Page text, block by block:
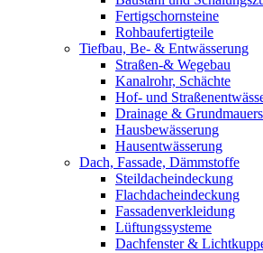
Fertigschornsteine
Rohbaufertigteile
Tiefbau, Be- & Entwässerung
Straßen-& Wegebau
Kanalrohr, Schächte
Hof- und
Drainage &
Hausbewässerung
Hausentwässerung
Dach, Fassade, Dämmstoffe
Steildacheindeckung
Flachdacheindeckung
Fassadenverkleidung
Lüftungssysteme
Dachfenster &